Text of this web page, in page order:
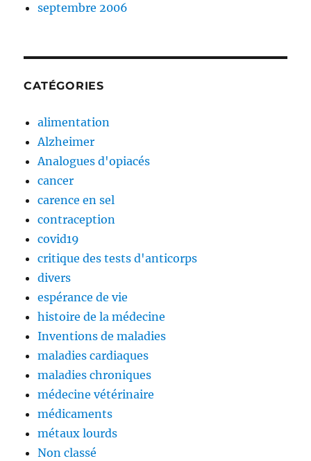
septembre 2006
CATÉGORIES
alimentation
Alzheimer
Analogues d'opiacés
cancer
carence en sel
contraception
covid19
critique des tests d'anticorps
divers
espérance de vie
histoire de la médecine
Inventions de maladies
maladies cardiaques
maladies chroniques
médecine vétérinaire
médicaments
métaux lourds
Non classé